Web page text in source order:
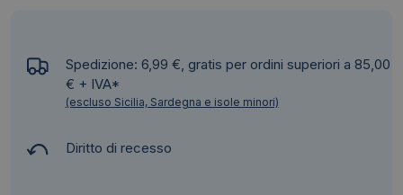
Spedizione: 6,99 €, gratis per ordini superiori a 85,00
€ + IVA*
(escluso Sicilia, Sardegna e isole minori)
Diritto di recesso